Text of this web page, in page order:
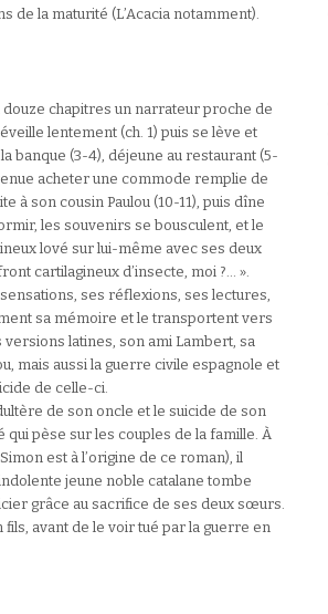
la maturité (L’Acacia notamment).
chapitres un narrateur proche de
lentement (ch. 1) puis se lève et
banque (3-4), déjeune au restaurant (5-
acheter une commode remplie de
à son cousin Paulou (10-11), puis dîne
les souvenirs se bousculent, et le
lové sur lui-même avec ses deux
cartilagineux d’insecte, moi ?… ».
ses réflexions, ses lectures,
sa mémoire et le transportent vers
latines, son ami Lambert, sa
mais aussi la guerre civile espagnole et
de celle-ci.
de son oncle et le suicide de son
qui pèse sur les couples de la famille. À
est à l’origine de ce roman), il
jeune noble catalane tombe
grâce au sacrifice de ses deux sœurs.
avant de le voir tué par la guerre en